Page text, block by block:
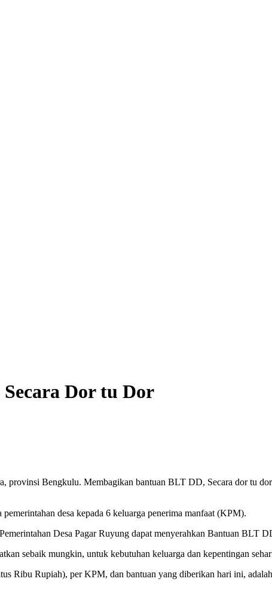
Dor tu Dor
provinsi Bengkulu. Membagikan bantuan BLT DD, Secara dor tu
desa kepada 6 keluarga penerima manfaat (KPM).
Desa Pagar Ruyung dapat menyerahkan Bantuan BLT
sebaik mungkin, untuk kebutuhan keluarga dan kepentingan
Ribu Rupiah), per KPM, dan bantuan yang diberikan hari ini,